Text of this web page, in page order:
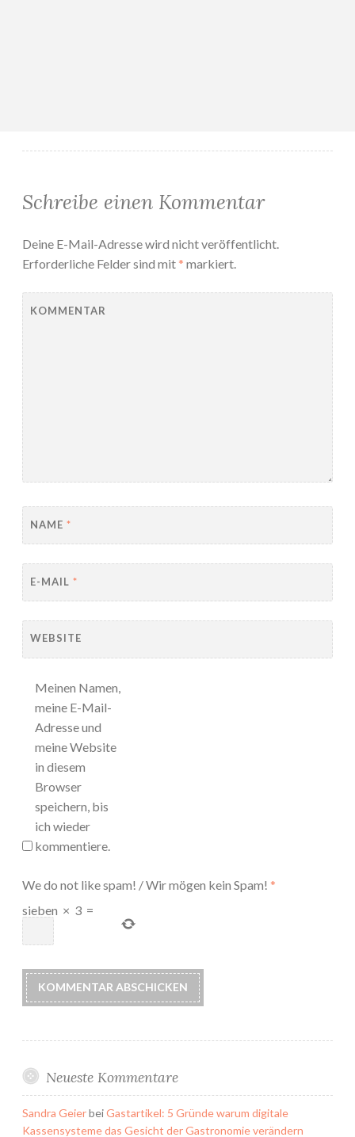
Schreibe einen Kommentar
Deine E-Mail-Adresse wird nicht veröffentlicht.
Erforderliche Felder sind mit* markiert.
KOMMENTAR
NAME *
E-MAIL *
WEBSITE
Meinen Namen,
meine E-Mail-
Adresse und
meine Website
in diesem
Browser
speichern, bis
ich wieder
kommentiere.
We do not like spam! / Wir mögen kein Spam! *
sieben × 3 =
Neueste Kommentare
Sandra GeierbeiGastartikel: 5 Gründe warum digitale
Kassensysteme das Gesicht der Gastronomie verändern